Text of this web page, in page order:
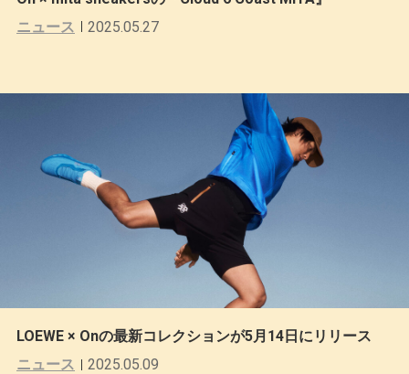
ニュース
2025.05.27
LOEWE × Onの最新コレクションが5月14日にリリース
ニュース
2025.05.09